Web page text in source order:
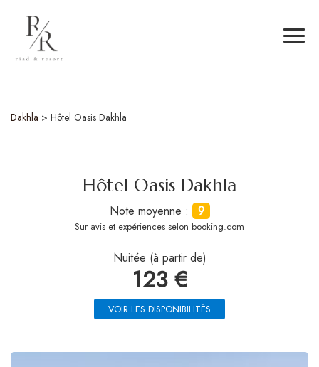
Dakhla > Hôtel Oasis Dakhla
Hôtel Oasis Dakhla
Note moyenne : 9
Sur avis et expériences selon booking.com
Nuitée (à partir de)
123 €
VOIR LES DISPONIBILITÉS